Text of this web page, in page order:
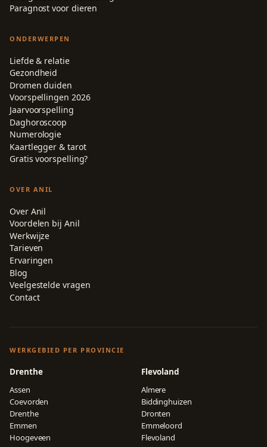
Paragnost voor dieren
ONDERWERPEN
Liefde & relatie
Gezondheid
Dromen duiden
Voorspellingen 2026
Jaarvoorspelling
Daghoroscoop
Numerologie
Kaartlegger & tarot
Gratis voorspelling?
OVER ANIL
Over Anil
Voordelen bij Anil
Werkwijze
Tarieven
Ervaringen
Blog
Veelgestelde vragen
Contact
WERKGEBIED PER PROVINCIE
Drenthe
Assen
Coevorden
Drenthe
Emmen
Hoogeveen
Flevoland
Almere
Biddinghuizen
Dronten
Emmeloord
Flevoland